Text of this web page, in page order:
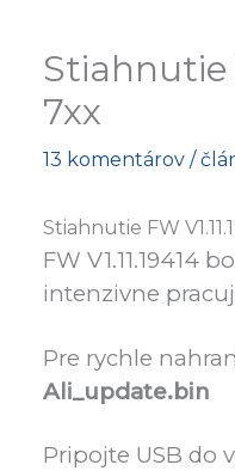
Stiahnutie
7xx
13 komentárov /
Stiahnutie FW
FW V1.11.19414
intenzivne
Pre rychle
Ali_update.bin
Pripojte USB do